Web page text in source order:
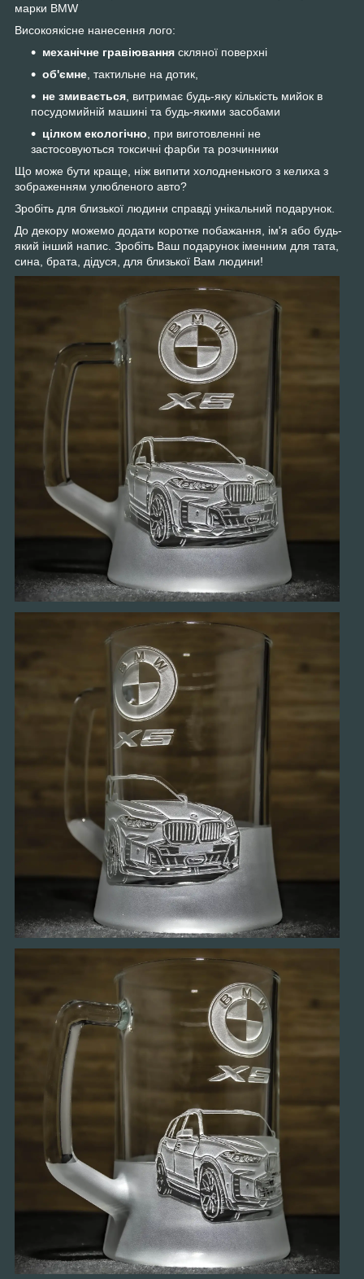
марки BMW
Високоякісне нанесення лого:
механічне гравіювання скляної поверхні
об'ємне , тактильне на дотик,
не змивається , витримає будь-яку кількість мийок в
посудомийній машині та будь-якими засобами
цілком екологічно , при виготовленні не
застосовуються токсичні фарби та розчинники
Що може бути краще, ніж випити холодненького з келиха з
зображенням улюбленого авто?
Зробіть для близької людини справді унікальний подарунок.
До декору можемо додати коротке побажання, ім'я або будь-
який інший напис. Зробіть Ваш подарунок іменним для тата,
сина, брата, дідуся, для близької Вам людини!